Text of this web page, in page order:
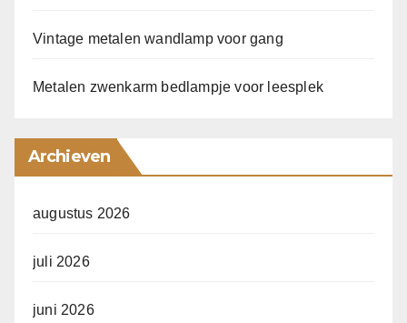
Vintage metalen wandlamp voor gang
Metalen zwenkarm bedlampje voor leesplek
Archieven
augustus 2026
juli 2026
juni 2026